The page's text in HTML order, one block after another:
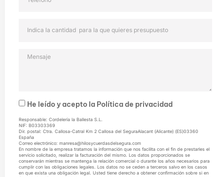
He leído y acepto la Política de privacidad
Responsable: Cordelería la Ballesta S.L.
NIF: B03303369
Dir. postal: Ctra. Callosa-Catral Km 2 Callosa del SeguraAlacant (Alicante) (ES)03360
España
Correo electrónico: manresa@hilosycuerdasdelsegura.com
En nombre de la empresa tratamos la información que nos facilita con el fin de prestarles el
servicio solicitado, realizar la facturación del mismo. Los datos proporcionados se
conservarán mientras se mantenga la relación comercial o durante los años necesarios para
cumplir con las obligaciones legales. Los datos no se ceden a terceros salvo en los casos
en que exista una obligación legal. Usted tiene derecho a obtener confirmación sobre si en